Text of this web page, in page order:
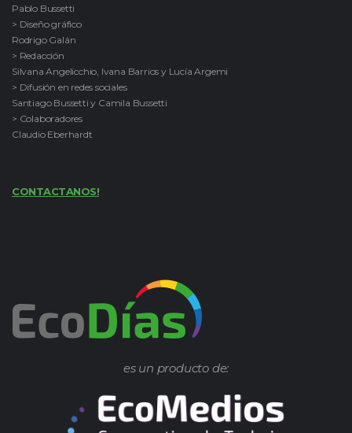
Pablo Bussetti
> Diseño gráfico
Rodrigo Galán
> Redacción
Silvana Angelicchio, Ivana Barrios y Lucía Argemi
> Difusión en redes sociales
Santiago Bussetti y Camila Bussetti
> Colaboradores
Claudio Eberhardt
CONTACTANOS!
es un producto de: